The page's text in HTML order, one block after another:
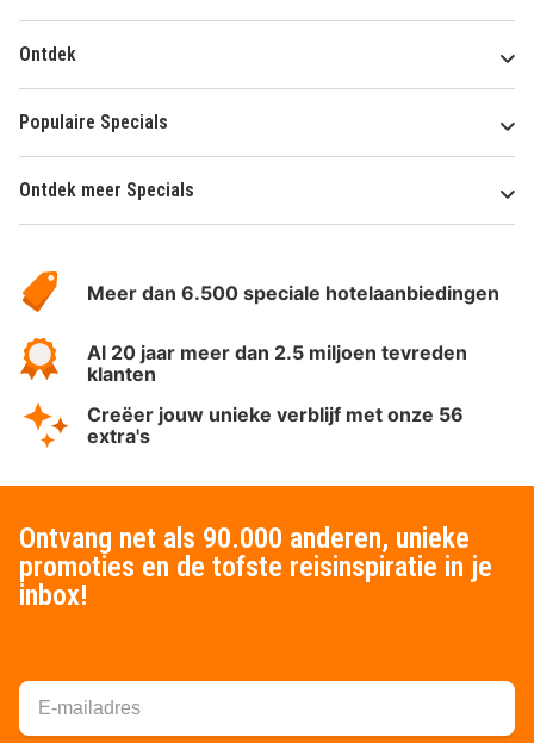
Ontdek
Populaire Specials
Ontdek meer Specials
HotelSpecials
Meer dan 6.500 speciale hotelaanbiedingen
Al 20 jaar meer dan 2.5 miljoen tevreden
klanten
Creëer jouw unieke verblijf met onze 56
extra's
Ontvang net als 90.000 anderen, unieke
promoties en de tofste reisinspiratie in je
inbox!